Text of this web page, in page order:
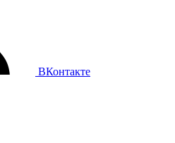
ВКонтакте